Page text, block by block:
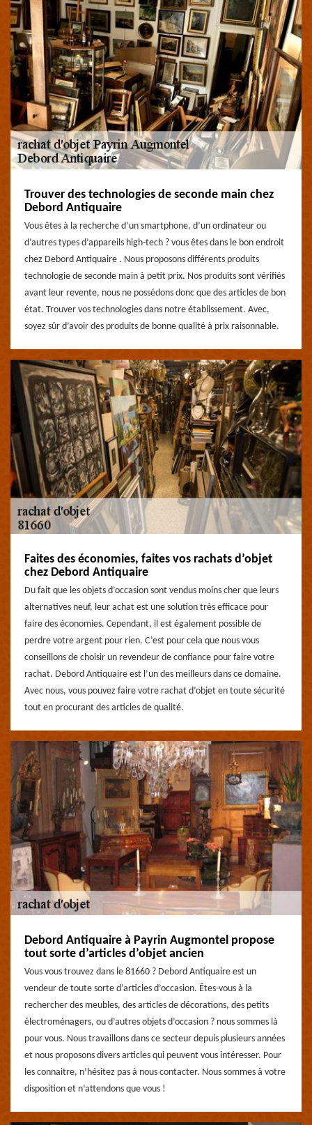
Trouver des technologies de seconde main chez
Debord Antiquaire
Vous êtes à la recherche d’un smartphone, d’un ordinateur ou
d’autres types d’appareils high-tech ? vous êtes dans le bon endroit
chez Debord Antiquaire . Nous proposons différents produits
technologie de seconde main à petit prix. Nos produits sont vérifiés
avant leur revente, nous ne possédons donc que des articles de bon
état. Trouver vos technologies dans notre établissement. Avec,
soyez sûr d’avoir des produits de bonne qualité à prix raisonnable.
Faites des économies, faites vos rachats d’objet
chez Debord Antiquaire
Du fait que les objets d’occasion sont vendus moins cher que leurs
alternatives neuf, leur achat est une solution très efficace pour
faire des économies. Cependant, il est également possible de
perdre votre argent pour rien. C’est pour cela que nous vous
conseillons de choisir un revendeur de confiance pour faire votre
rachat. Debord Antiquaire est l’un des meilleurs dans ce domaine.
Avec nous, vous pouvez faire votre rachat d’objet en toute sécurité
tout en procurant des articles de qualité.
Debord Antiquaire à Payrin Augmontel propose
tout sorte d’articles d’objet ancien
Vous vous trouvez dans le 81660 ? Debord Antiquaire est un
vendeur de toute sorte d’articles d’occasion. Êtes-vous à la
rechercher des meubles, des articles de décorations, des petits
électroménagers, ou d’autres objets d’occasion ? nous sommes là
pour vous. Nous travaillons dans ce secteur depuis plusieurs années
et nous proposons divers articles qui peuvent vous intéresser. Pour
les connaitre, n’hésitez pas à nous contacter. Nous sommes à votre
disposition et n’attendons que vous !